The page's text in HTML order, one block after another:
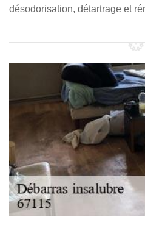
désodorisation, détartrage et